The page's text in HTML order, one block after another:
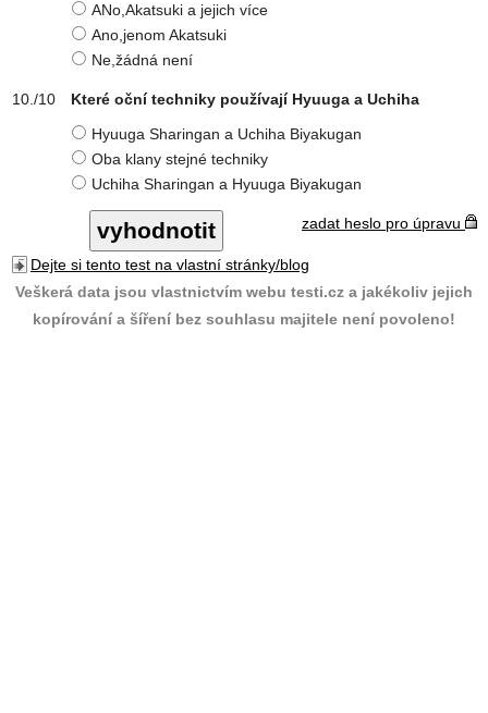
ANo,Akatsuki a jejich více
Ano,jenom Akatsuki
Ne,žádná není
Které oční techniky používají Hyuuga a Uchiha
Hyuuga Sharingan a Uchiha Biyakugan
Oba klany stejné techniky
Uchiha Sharingan a Hyuuga Biyakugan
zadat heslo pro úpravu
Dejte si tento test na vlastní stránky/blog
Veškerá data jsou vlastnictvím webu testi.cz a jakékoliv jejich
kopírování a šíření bez souhlasu majitele není povoleno!